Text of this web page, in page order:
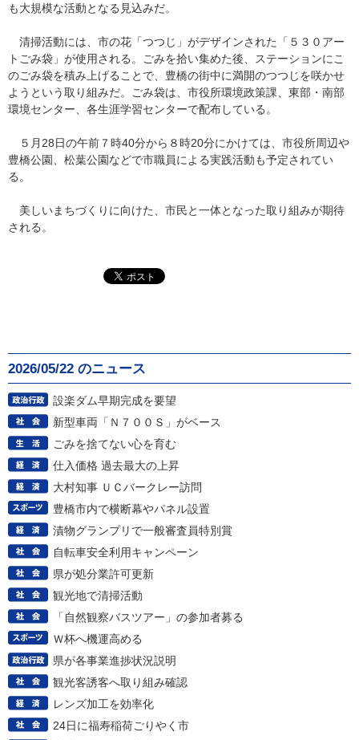
も大規模な活動となる見込みだ。
清掃活動には、市の花「つつじ」がデザインされた「５３０アー
トごみ袋」が使用される。ごみを拾い集めた後、ステーションにこ
のごみ袋を積み上げることで、豊橋の街中に満開のつつじを咲かせ
ようという取り組みだ。ごみ袋は、市役所環境政策課、東部・南部
環境センター、各生涯学習センターで配布している。
５月28日の午前７時40分から８時20分にかけては、市役所周辺や
豊橋公園、松葉公園などで市職員による実践活動も予定されてい
る。
美しいまちづくりに向けた、市民と一体となった取り組みが期待
される。
2026/05/22 のニュース
設楽ダム早期完成を要望
新型車両「Ｎ７００Ｓ」がベース
ごみを捨てない心を育む
仕入価格 過去最大の上昇
大村知事 ＵＣバークレー訪問
豊橋市内で横断幕やパネル設置
漬物グランプリで一般審査員特別賞
自転車安全利用キャンペーン
県が処分業許可更新
観光地で清掃活動
「自然観察バスツアー」の参加者募る
Ｗ杯へ機運高める
県が各事業進捗状況説明
観光客誘客へ取り組み確認
レンズ加工を効率化
24日に福寿稲荷ごりやく市